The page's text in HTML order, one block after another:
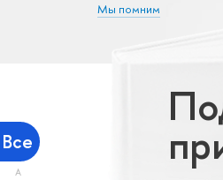
Мы помним
Все
А